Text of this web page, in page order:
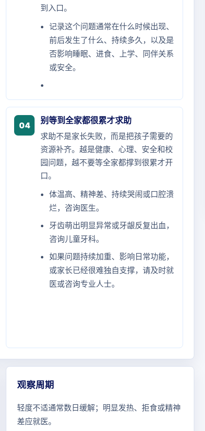
到入口。
记录这个问题通常在什么时候出现、
前后发生了什么、持续多久，以及是
否影响睡眠、进食、上学、同伴关系
或安全。
04
别等到全家都很累才求助
求助不是家长失败，而是把孩子需要的
资源补齐。越是健康、心理、安全和校
园问题，越不要等全家都撑到很累才开
口。
体温高、精神差、持续哭闹或口腔溃
烂，咨询医生。
牙齿萌出明显异常或牙龈反复出血，
咨询儿童牙科。
如果问题持续加重、影响日常功能，
或家长已经很难独自支撑，请及时就
医或咨询专业人士。
观察周期
轻度不适通常数日缓解；明显发热、拒食或精神
差应就医。